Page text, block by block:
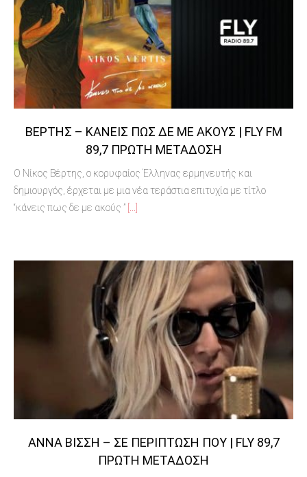
ΒΈΡΤΗΣ – ΚΆΝΕΙΣ ΠΩΣ ΔΕ ΜΕ ΑΚΟΎΣ | FLY FM
89,7 ΠΡΏΤΗ ΜΕΤΆΔΟΣΗ
Ο Νίκος Βέρτης, ο κορυφαίος Έλληνας ερμηνευτής και
δημιουργός, έρχεται με μια νέα τεράστια επιτυχία με τίτλο
“κάνεις πως δε με ακούς ”
ΆΝΝΑ ΒΊΣΣΗ – ΣΕ ΠΕΡΊΠΤΩΣΗ ΠΟΥ | FLY 89,7
ΠΡΏΤΗ ΜΕΤΆΔΟΣΗ